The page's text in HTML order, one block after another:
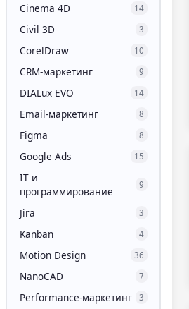
Cinema 4D 14
Civil 3D 3
CorelDraw 10
CRM-маркетинг 9
DIALux EVO 14
Email-маркетинг 8
Figma 8
Google Ads 15
IT и
программирование
9
Jira 3
Kanban 4
Motion Design 36
NanoCAD 7
Performance-маркетинг 3